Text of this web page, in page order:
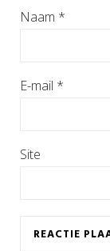
Naam *
E-mail *
Site